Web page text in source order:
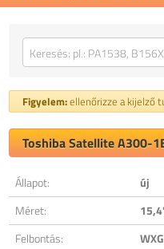
Figyelem:ellenőrizze a kijelző
Toshiba Satellite A300-
Állapot:
új
Méret:
Felbontás: